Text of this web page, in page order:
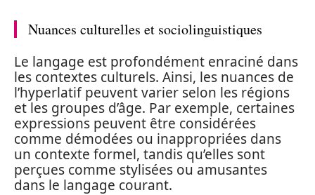
Nuances culturelles et sociolinguistiques
Le langage est profondément enraciné dans
les contextes culturels. Ainsi, les nuances de
l’hyperlatif peuvent varier selon les régions
et les groupes d’âge. Par exemple, certaines
expressions peuvent être considérées
comme démodées ou inappropriées dans
un contexte formel, tandis qu’elles sont
perçues comme stylisées ou amusantes
dans le langage courant.